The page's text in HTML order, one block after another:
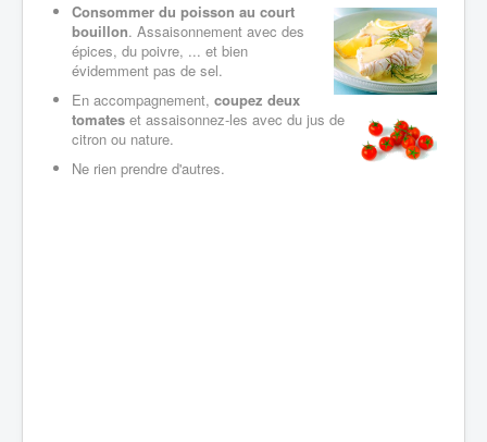
Consommer du poisson au court
bouillon. Assaisonnement avec des
épices, du poivre, ... et bien
évidemment pas de sel.
En accompagnement, coupez deux
tomates et assaisonnez-les avec du jus de
citron ou nature.
Ne rien prendre d'autres.